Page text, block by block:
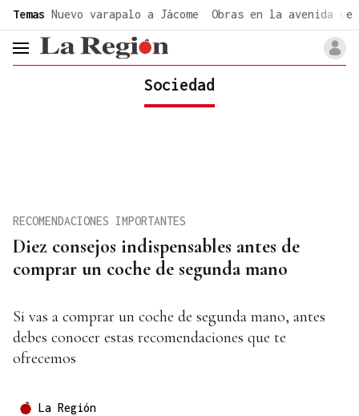
Temas Nuevo varapalo a Jácome Obras en la avenida de
header.menu.open
Sociedad
Diez consejos indispensables antes de
comprar un coche de segunda mano
RECOMENDACIONES IMPORTANTES
Si vas a comprar un coche de segunda mano, antes
debes conocer estas recomendaciones que te
ofrecemos
La Región